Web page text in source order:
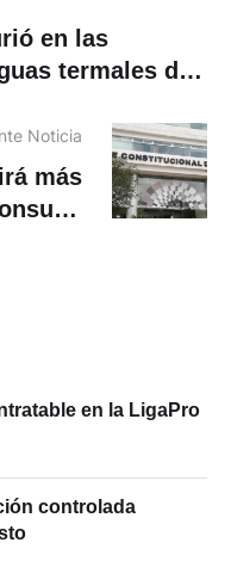
en las
termales de
Noticia
más
en la LigaPro
controlada